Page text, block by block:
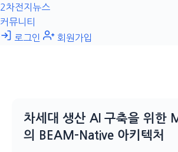
2차전지뉴스
커뮤니티
로그인
회원가입
차세대 생산 AI 구축을 위한
의 BEAM-Native 아키텍처